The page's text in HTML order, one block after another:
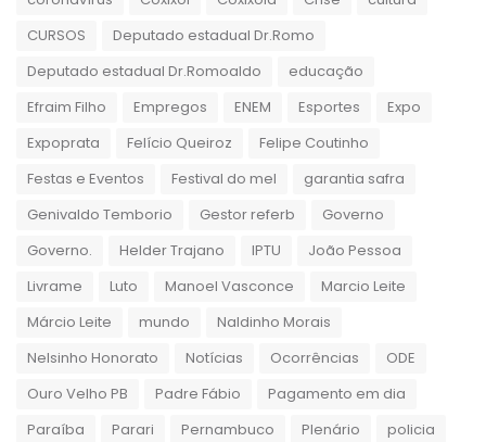
CURSOS
Deputado estadual Dr.Romo
Deputado estadual Dr.Romoaldo
educação
Efraim Filho
Empregos ENEM Esportes
Expo
Expoprata
Felício Queiroz
Felipe Coutinho
Festas e Eventos
Festival do mel
garantia safra
Genivaldo Temborio
Gestor referb
Governo
Governo.
Helder Trajano IPTU
João Pessoa
Livrame
Luto Manoel Vasconce
Marcio Leite
Márcio Leite
mundo
Naldinho Morais
Nelsinho Honorato
Notícias Ocorrências
ODE
Ouro Velho PB
Padre Fábio
Pagamento em dia
Paraíba
Parari Pernambuco Plenário
policia